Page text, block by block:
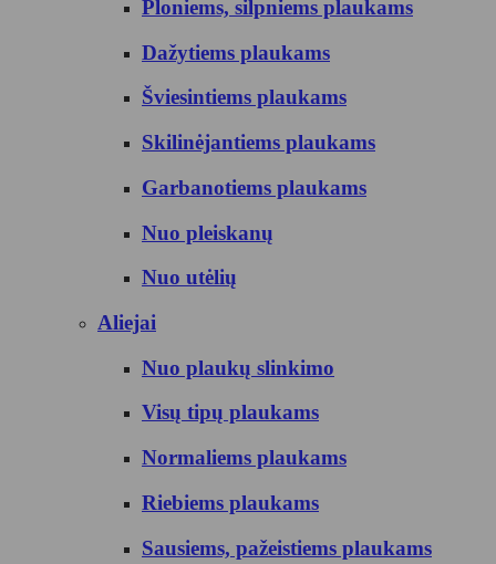
Ploniems, silpniems plaukams
Dažytiems plaukams
Šviesintiems plaukams
Skilinėjantiems plaukams
Garbanotiems plaukams
Nuo pleiskanų
Nuo utėlių
Aliejai
Nuo plaukų slinkimo
Visų tipų plaukams
Normaliems plaukams
Riebiems plaukams
Sausiems, pažeistiems plaukams